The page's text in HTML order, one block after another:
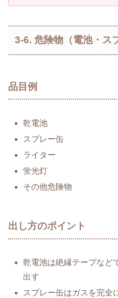
3-6. 危険物（電池・ス
品目例
乾電池
スプレー缶
ライター
蛍光灯
その他危険物
出し方のポイント
乾電池は絶縁テープなど
出す
スプレー缶はガスを完全